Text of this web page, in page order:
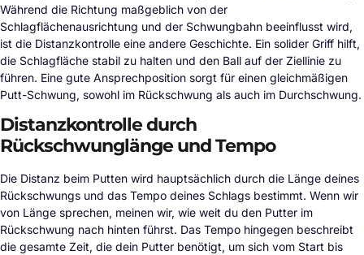
Während die Richtung maßgeblich von der
Schlagflächenausrichtung und der Schwungbahn beeinflusst wird,
ist die Distanzkontrolle eine andere Geschichte. Ein solider Griff hilft,
die Schlagfläche stabil zu halten und den Ball auf der Ziellinie zu
führen. Eine gute Ansprechposition sorgt für einen gleichmäßigen
Putt-Schwung, sowohl im Rückschwung als auch im Durchschwung.
Distanzkontrolle durch
Rückschwunglänge und Tempo
Die Distanz beim Putten wird hauptsächlich durch die Länge deines
Rückschwungs und das Tempo deines Schlags bestimmt. Wenn wir
von Länge sprechen, meinen wir, wie weit du den Putter im
Rückschwung nach hinten führst. Das Tempo hingegen beschreibt
die gesamte Zeit, die dein Putter benötigt, um sich vom Start bis